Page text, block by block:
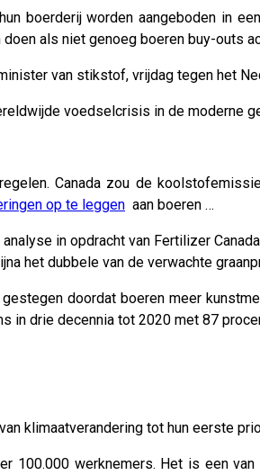
boerderij worden aangeboden in
als niet genoeg boeren buy-outs
van stikstof, vrijdag tegen het
voedselcrisis in de moderne
Canada zou de
op te leggen aan boeren …
in opdracht van Fertilizer
het dubbele van de verwachte
doordat boeren meer
in drie decennia tot 2020 met 87
klimaatverandering tot hun eerste
100.000 werknemers. Het is een